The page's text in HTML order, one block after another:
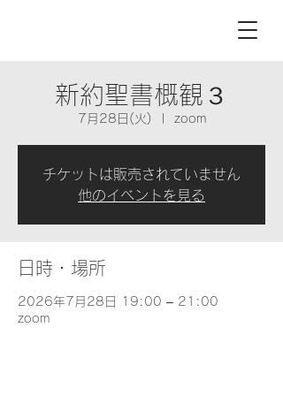
新約聖書概観３
7月28日(火) zoom
チケットは販売されていません
他のイベントを見る
日時・場所
2026年7月28日 19:00 – 21:00
zoom